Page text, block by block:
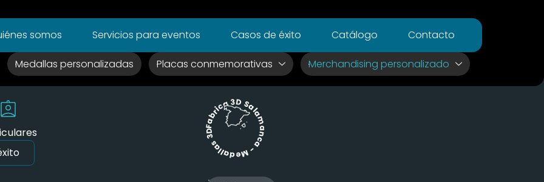
somos Servicios para eventos Casos de éxito Catálogo Contacto
Medallas personalizadas Placas conmemorativas Merchandising personalizado
Fabrica 3D Salamanca - Medallas 3D -